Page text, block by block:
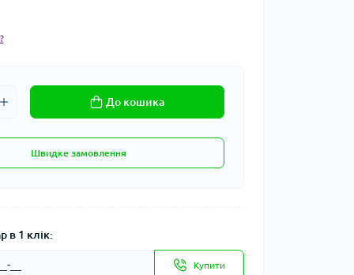
До кошика
Швидке замовлення
в 1 клік:
Купити